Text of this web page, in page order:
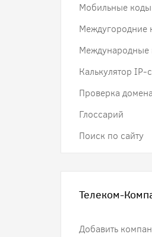
Мобильные коды
Междугородние
Международные
Калькулятор IP-
Проверка домена
Глоссарий
Поиск по сайту
Телеком-
Добавить